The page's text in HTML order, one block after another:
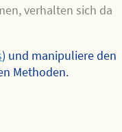
verhalten sich da
) und manipuliere den
Methoden.